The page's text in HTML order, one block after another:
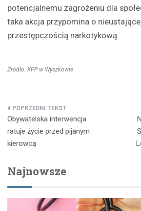
potencjalnemu zagrożeniu dla
taka akcja przypomina o
przestępczością narkotykową.
Źródło: KPP w Wyszkowie
Nawigacja
wpisu
Obywatelska interwencja
ratuje życie przed pijanym
kierowcą
Najnowsze